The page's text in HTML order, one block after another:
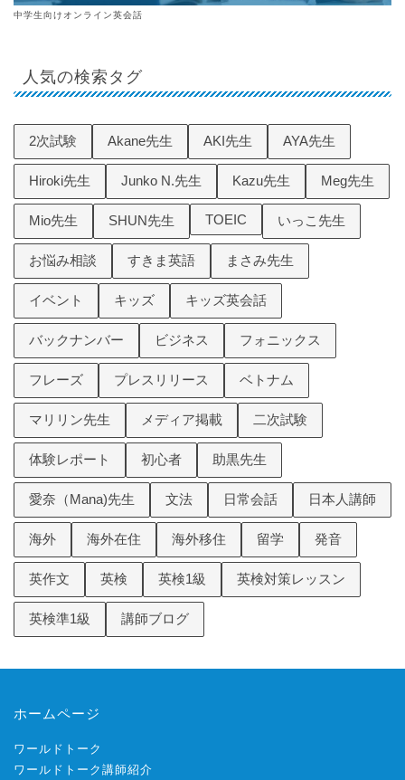
中学生向けオンライン英会話
人気の検索タグ
2次試験 Akane先生 AKI先生 AYA先生
Hiroki先生 Junko N.先生 Kazu先生 Meg先生
Mio先生 SHUN先生 TOEIC いっこ先生
お悩み相談 すきま英語 まさみ先生
イベント キッズ キッズ英会話
バックナンバー ビジネス フォニックス
フレーズ プレスリリース ベトナム
マリリン先生 メディア掲載 二次試験
体験レポート 初心者 助黒先生
愛奈（Mana)先生 文法 日常会話 日本人講師
海外 海外在住 海外移住 留学 発音
英作文 英検 英検1級 英検対策レッスン
英検準1級 講師ブログ
ホームページ
ワールドトーク
ワールドトーク講師紹介